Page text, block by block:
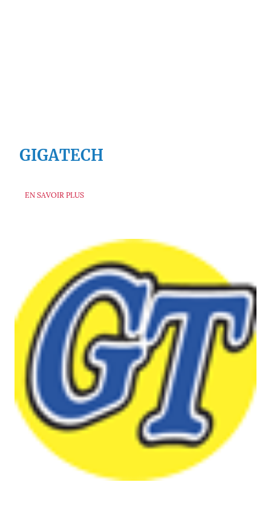
GIGATECH
EN SAVOIR PLUS